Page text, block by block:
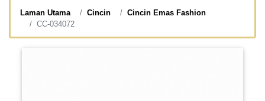
Laman Utama Cincin
Cincin Emas Fashion
CC-034072